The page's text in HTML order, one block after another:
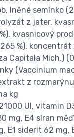
lněné semínko
z jater,
kvasnicový
%), koncentrát
Capitala Mich.)
(Vaccinium
z
kg
UI, vitamin
mg, E4 síran
E1 siderit 62 mg,